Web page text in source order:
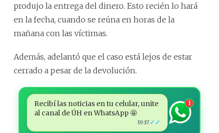
produjo la entrega del dinero. Esto recién lo hará
en la fecha, cuando se reúna en horas de la
mañana con las víctimas.
Además, adelantó que el caso está lejos de estar
cerrado a pesar de la devolución.
Recibí las noticias en tu celular, unite
al canal de ÚH en WhatsApp 🤩
19:17 ✓✓
1